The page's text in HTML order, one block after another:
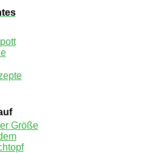
Größe